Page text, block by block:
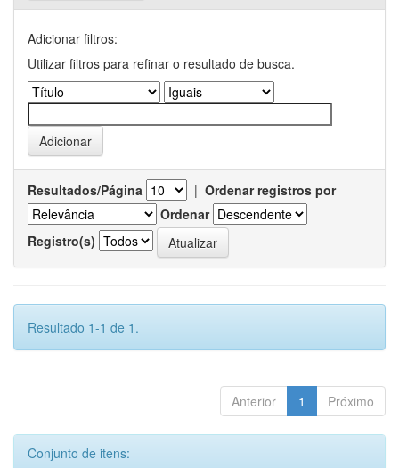
Adicionar filtros:
Utilizar filtros para refinar o resultado de busca.
Resultados/Página | Ordenar registros por
Ordenar
Registro(s)
Resultado 1-1 de 1.
Anterior 1 Próximo
Conjunto de itens: